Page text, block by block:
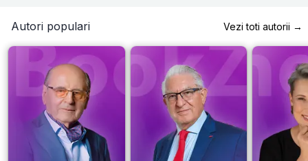
Autori populari Vezi toti autorii →